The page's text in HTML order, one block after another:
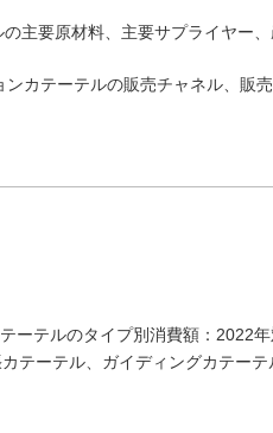
主要原材料、主要サプライヤー、
カテーテルの販売チャネル、販
ーテルのタイプ別消費額：2022
テーテル、ガイディングカテーテ